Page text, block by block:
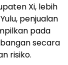
Xi, lebih
penjualan
pada
secara
risiko.